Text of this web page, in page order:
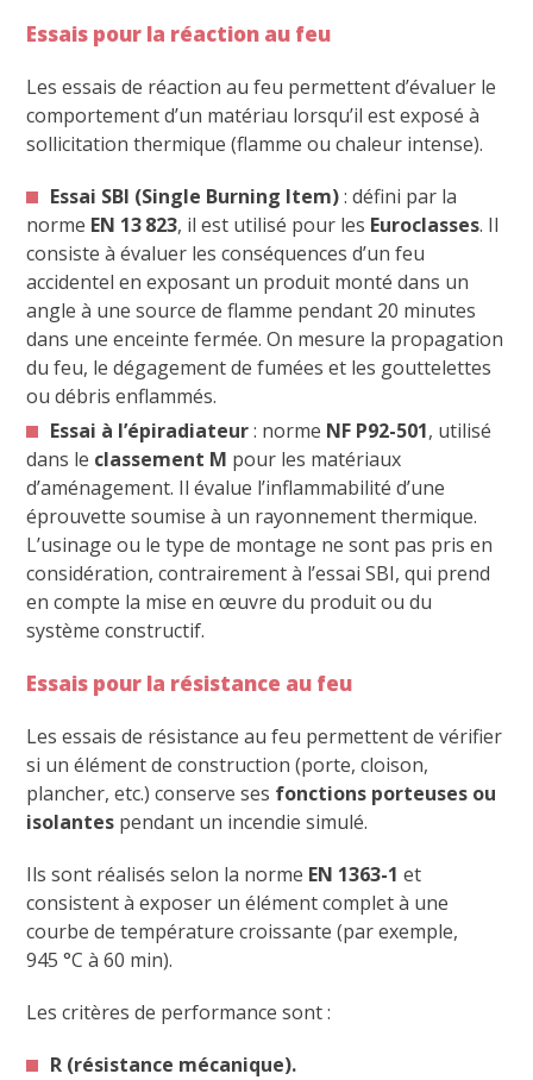
Essais pour la réaction au feu
Les essais de réaction au feu permettent d’évaluer le
comportement d’un matériau lorsqu’il est exposé à
sollicitation thermique (flamme ou chaleur intense).
Essai SBI (Single Burning Item): défini par la
norme EN 13 823, il est utilisé pour les Euroclasses. Il
consiste à évaluer les conséquences d’un feu
accidentel en exposant un produit monté dans un
angle à une source de flamme pendant 20 minutes
dans une enceinte fermée. On mesure la propagation
du feu, le dégagement de fumées et les gouttelettes
ou débris enflammés.
Essai à l’épiradiateur: norme NF P92-501, utilisé
dans le classement M pour les matériaux
d’aménagement. Il évalue l’inflammabilité d’une
éprouvette soumise à un rayonnement thermique.
L’usinage ou le type de montage ne sont pas pris en
considération, contrairement à l’essai SBI, qui prend
en compte la mise en œuvre du produit ou du
système constructif.
Essais pour la résistance au feu
Les essais de résistance au feu permettent de vérifier
si un élément de construction (porte, cloison,
plancher, etc.) conserve ses fonctions porteuses ou
isolantes pendant un incendie simulé.
Ils sont réalisés selon la norme EN 1363-1 et
consistent à exposer un élément complet à une
courbe de température croissante (par exemple,
945 °C à 60 min).
Les critères de performance sont :
R (résistance mécanique).